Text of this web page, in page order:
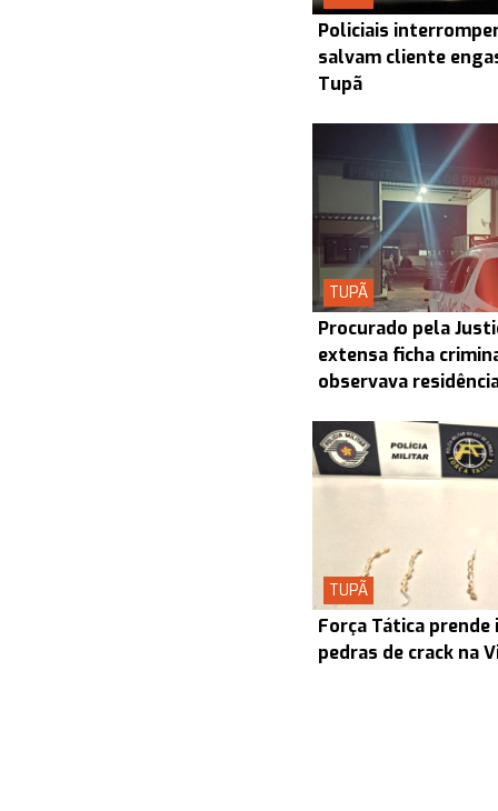
Policiais
salvam cliente
Tupã
TUPÃ
Procurado pela
extensa ficha
observava
TUPÃ
Força Tática
pedras de crack na